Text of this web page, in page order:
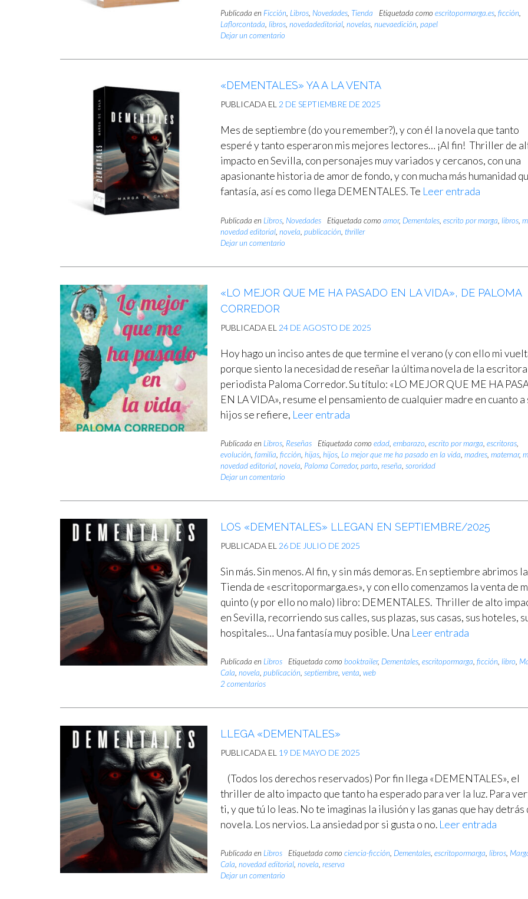
Publicada en Ficción, Libros, Novedades, Tienda Etiquetada comoescritopormarga.es,ficción,
Laflorcontada,libros,novedadeditorial,novelas,nuevaedición,papel
Dejar un comentario
«DEMENTALES» YA A LA VENTA
PUBLICADA EL 2 DE SEPTIEMBRE DE 2025
Mes de septiembre (do you remember?), y con él la novela que tanto
esperé y tanto esperaron mis mejores lectores… ¡Al fin! Thriller de
impacto en Sevilla, con personajes muy variados y cercanos, con una
apasionante historia de amor de fondo, y con mucha más humanidad
fantasía, así es como llega DEMENTALES. Te Leer entrada
Publicada en Libros Novedades Etiquetada comoamor, Dementales ,escrito por marga libros ,
novedad editorial ,novela ,publicación ,thriller
Dejar un comentario
«LO MEJOR QUE ME HA PASADO EN LA VIDA», DE PALOMA
CORREDOR
PUBLICADA EL 24 DE AGOSTO DE 2025
Hoy hago un inciso antes de que termine el verano (y con ello mi
porque siento la necesidad de reseñar la última novela de la
periodista Paloma Corredor. Su título: «LO MEJOR QUE ME HA
EN LA VIDA», resume el pensamiento de cualquier madre en cuanto a
hijos se refiere, Leer entrada
Publicada en Libros Reseñas Etiquetada comoedad ,embarazo ,escrito por marga ,escritoras
evolución ,familia ,ficción ,hijas ,hijos Lo mejor que me ha pasado en la vida ,madres ,maternar,
novedad editorial ,novela Paloma Corredor,parto ,reseña sororidad
Dejar un comentario
LOS «DEMENTALES» LLEGAN EN SEPTIEMBRE/2025
PUBLICADA EL 26 DE JULIO DE 2025
Sin más. Sin menos. Al fin, y sin más demoras. En septiembre abrimos la
Tienda de «escritopormarga.es», y con ello comenzamos la venta de
quinto (y por ello no malo) libro: DEMENTALES. Thriller de alto
en Sevilla, recorriendo sus calles, sus plazas, sus casas, sus hoteles,
hospitales… Una fantasía muy posible. Una Leer entrada
Publicada en Libros Etiquetada comobooktrailer, Dementales ,escritopormarga ,ficción libro
Cala ,novela ,publicación septiembre ,venta ,web
2 comentarios
LLEGA «DEMENTALES»
PUBLICADA EL 19 DE MAYO DE 2025
(Todos los derechos reservados) Por fin llega «DEMENTALES», el
thriller de alto impacto que tanto ha esperado para ver la luz. Para
ti, y que tú lo leas. No te imaginas la ilusión y las ganas que hay detrás
novela. Los nervios. La ansiedad por si gusta o no. Leer entrada
Publicada en Libros Etiquetada comociencia-ficción, Dementales,escritopormarga,libros,
Cala,novedad editorial,novela,reserva
Dejar un comentario